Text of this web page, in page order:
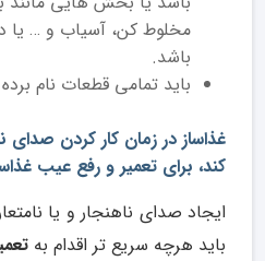
مخلوط ‌کن، آسیاب و … یا
باشد.
باید تمامی قطعات نام
غذاساز در زمان کار کردن صدای
کند، برای تعمیر و رفع عیب
ایجاد صدای ناهنجار و یا
باید هرچه سریع تر اقدام به